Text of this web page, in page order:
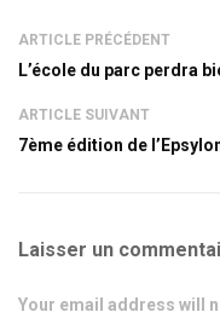
ARTICLE PRÉCÉDENT
L’école du parc perdra
ARTICLE SUIVANT
7ème édition de
Laisser un
Your email address will